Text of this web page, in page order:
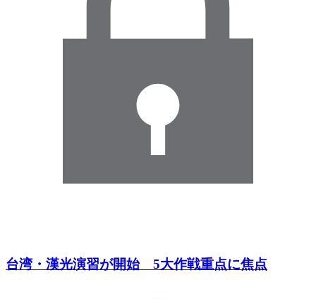
台湾・漢光演習が開始 5大作戦重点に焦点